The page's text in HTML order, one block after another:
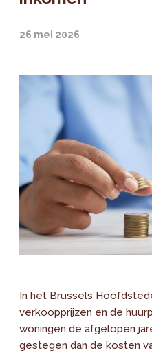
26 mei 2026
In het Brussels
verkoopprijzen en de
woningen de afgelopen
gestegen dan de kosten